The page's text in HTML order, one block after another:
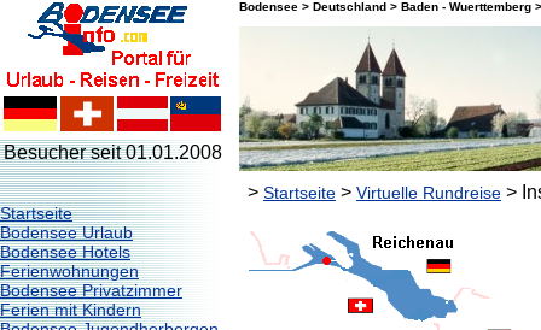
Besucher seit 01.01.2008
Startseite
Bodensee Urlaub
Bodensee Hotels
Ferienwohnungen
Bodensee Privatzimmer
Ferien mit Kindern
Bodensee > Deutschland > Baden - Wuerttemberg
> Startseite > Virtuelle Rundreise >